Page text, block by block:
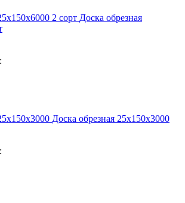
Доска обрезная
Доска обрезная 25х150х3000